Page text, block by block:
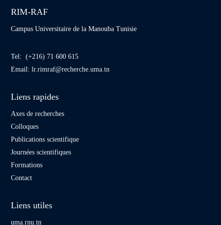
RIM-RAF
Campus Universitaire de la Manouba Tunisie
Tel: (+216) 71 600 615
Email:lr.rimraf@recherche.uma.tn
Liens rapides
Axes de recherches
Colloques
Publications scientifique
Journées scientifiques
Formations
Contact
Liens utiles
uma.rnu.tn